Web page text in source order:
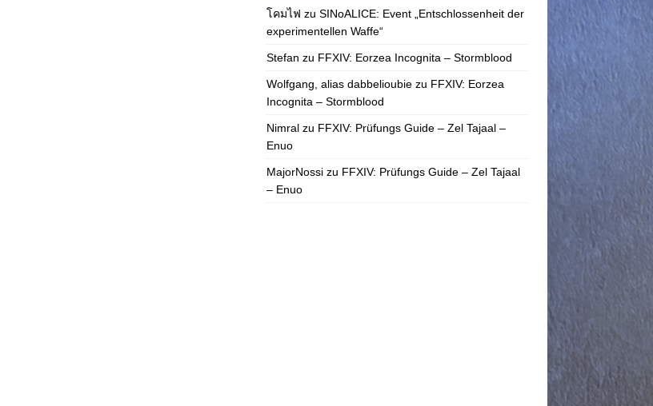
โคมไฟ zu SINoALICE: Event „Entschlossenheit der
experimentellen Waffe“
Stefan zu FFXIV: Eorzea Incognita – Stormblood
Wolfgang, alias dabbelioubiezu FFXIV: Eorzea
Incognita – Stormblood
Nimralzu FFXIV: Prüfungs Guide – Zel Tajaal –
Enuo
MajorNossizu FFXIV: Prüfungs Guide – Zel Tajaal
– Enuo